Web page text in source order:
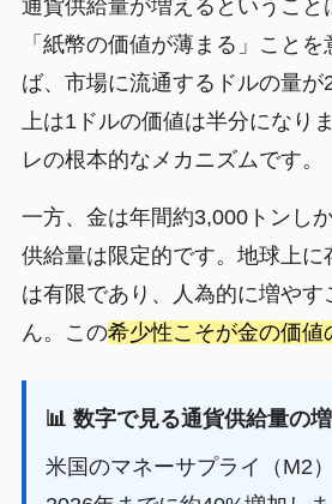
通貨供給量が増えるということ
「紙幣の価値が薄まる」ことを
ば、市場に流通するドルの量が
上は1ドルの価値は半分になり
レの根本的なメカニズムです。
一方、金は年間約3,000トンし
供給量は限定的です。地球上に
は有限であり、人為的に増やす
ん。この希少性こそが金の価値
📊 数字で見る通貨供給量の
米国のマネーサプライ（M2